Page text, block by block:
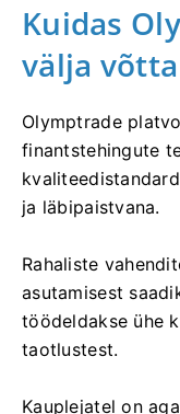
Kuidas
välja võtta
Olymptrade
finantstehingute
ja läbipaistvana.
Rahaliste
asutamisest
töödeldakse ühe
taotlustest.
Kauplejatel on